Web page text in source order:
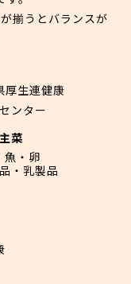
揃うとバランスが
主菜
魚・卵
・乳製品